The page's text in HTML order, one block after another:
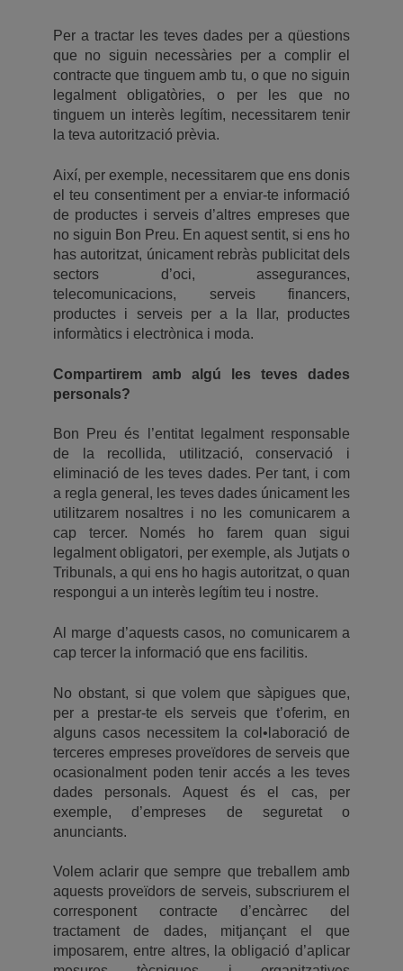
Per a tractar les teves dades per a qüestions
que no siguin necessàries per a complir el
contracte que tinguem amb tu, o que no siguin
legalment obligatòries, o per les que no
tinguem un interès legítim, necessitarem tenir
la teva autorització prèvia.
Així, per exemple, necessitarem que ens donis
el teu consentiment per a enviar-te informació
de productes i serveis d’altres empreses que
no siguin Bon Preu. En aquest sentit, si ens ho
has autoritzat, únicament rebràs publicitat dels
sectors d’oci, assegurances,
telecomunicacions, serveis financers,
productes i serveis per a la llar, productes
informàtics i electrònica i moda.
Compartirem amb algú les teves dades
personals?
Bon Preu és l’entitat legalment responsable
de la recollida, utilització, conservació i
eliminació de les teves dades. Per tant, i com
a regla general, les teves dades únicament les
utilitzarem nosaltres i no les comunicarem a
cap tercer. Només ho farem quan sigui
legalment obligatori, per exemple, als Jutjats o
Tribunals, a qui ens ho hagis autoritzat, o quan
respongui a un interès legítim teu i nostre.
Al marge d’aquests casos, no comunicarem a
cap tercer la informació que ens facilitis.
No obstant, si que volem que sàpigues que,
per a prestar-te els serveis que t’oferim, en
alguns casos necessitem la col•laboració de
terceres empreses proveïdores de serveis que
ocasionalment poden tenir accés a les teves
dades personals. Aquest és el cas, per
exemple, d’empreses de seguretat o
anunciants.
Volem aclarir que sempre que treballem amb
aquests proveïdors de serveis, subscriurem el
corresponent contracte d’encàrrec del
tractament de dades, mitjançant el que
imposarem, entre altres, la obligació d’aplicar